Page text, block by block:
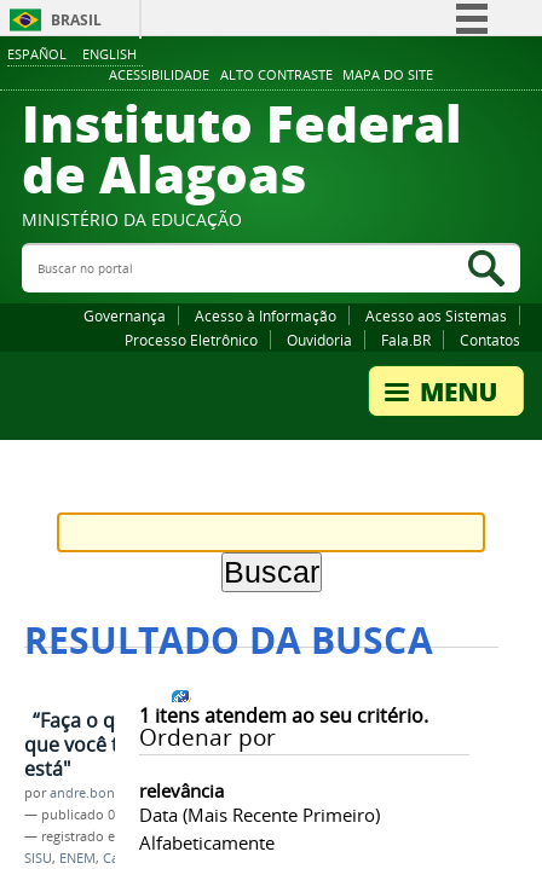
ESPAÑOL ENGLISH
ACESSIBILIDADE ALTO CONTRASTE MAPA DO SITE
BRASIL
Comunica BR
Participe
Canais
Instituto Federal
de Alagoas
MINISTÉRIO DA EDUCAÇÃO
Buscar no portal
Governança Acesso à Informação
Acesso aos Sistemas
Processo Eletrônico
Ouvidoria Fala.BR Contatos
RESULTADO DA BUSCA
1 itens atendem ao seu critério.
Ordenar por
relevância
Data (mais Recente Primeiro)
Alfabeticamente
“Faça o que você pode, com o
que você tem, no lugar onde você
está"
porandre.bonfim
— publicado 07/02/2019
— registrado em:
IFAL Campus Murici,IFAL Murici
SISU, ENEM, Campus Murici